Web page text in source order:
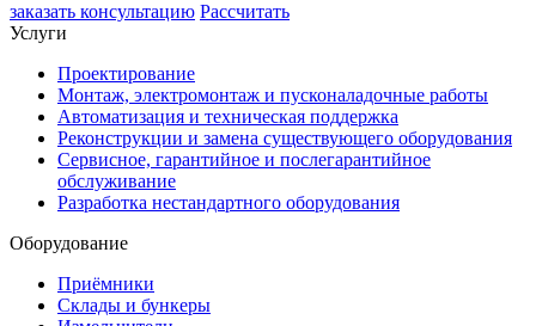
заказать консультацию Рассчитать
Услуги
Проектирование
Монтаж, электромонтаж и пусконаладочные работы
Автоматизация и техническая поддержка
Реконструкции и замена существующего оборудования
Сервисное, гарантийное и послегарантийное
обслуживание
Разработка нестандартного оборудования
Оборудование
Приёмники
Склады и бункеры